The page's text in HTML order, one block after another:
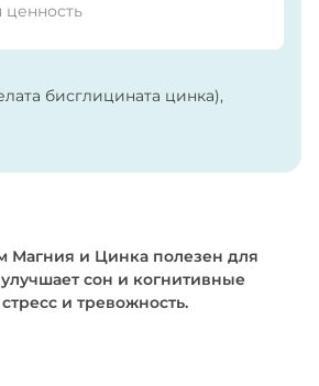
ценность
бисглицината цинка),
гидрохлорид,
Магния и Цинка полезен для
сон и когнитивные
и тревожность.